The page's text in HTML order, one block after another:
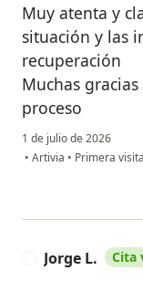
Muy atenta y
situación y las
recuperación
Muchas
proceso
1 de julio de 2026
• Artivia • Primera
Jorge L. Cita